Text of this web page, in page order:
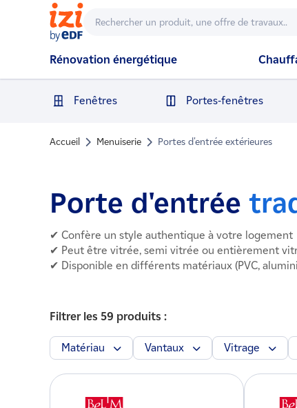
Rénovation énergétique
Fenêtres Portes-fenêtres
Accueil Menuiserie Portes d'entrée extérieures
Porte d'entrée
✔ Confère un style authentique à votre logement
✔ Peut être vitrée, semi vitrée ou entièrement
✔ Disponible en différents matériaux (PVC,
Filtrer les 59 produits :
Matériau Vantaux Vitrage